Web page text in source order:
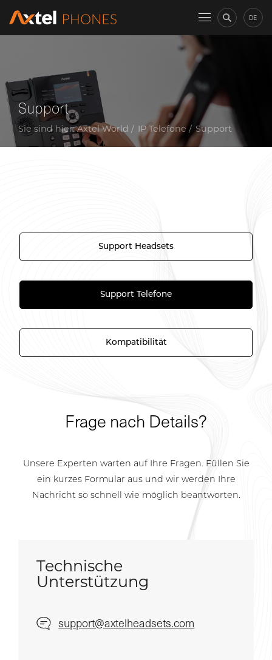
DE
Support
Sie sind hier: Axtel World IP Telefone Support
Support Headsets
Support Telefone
Kompatibilität
Frage nach Details?
Unsere Experten warten auf Ihre Fragen. Füllen Sie
ein kurzes Formular aus und wir werden Ihre
Nachricht so schnell wie möglich beantworten.
Technische
Unterstützung
support@axtelheadsets.com